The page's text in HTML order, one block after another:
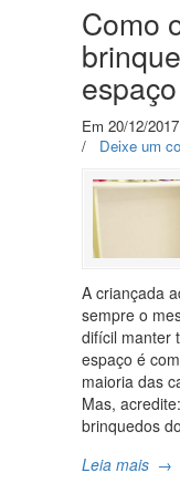
Como
espaço
Em 20/12/2017
/ Deixe um
A criançada
sempre o
difícil manter
espaço é
maioria das
Mas,
brinquedos
Leia mais →